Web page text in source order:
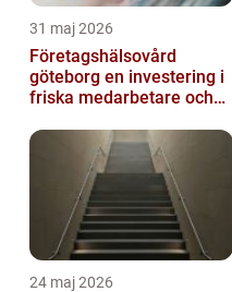
31 maj 2026
Företagshälsovård
göteborg en investering i
friska medarbetare och
24 maj 2026